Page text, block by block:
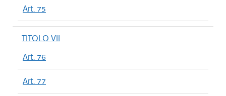
Art. 75
TITOLO VII
Art. 76
Art. 77